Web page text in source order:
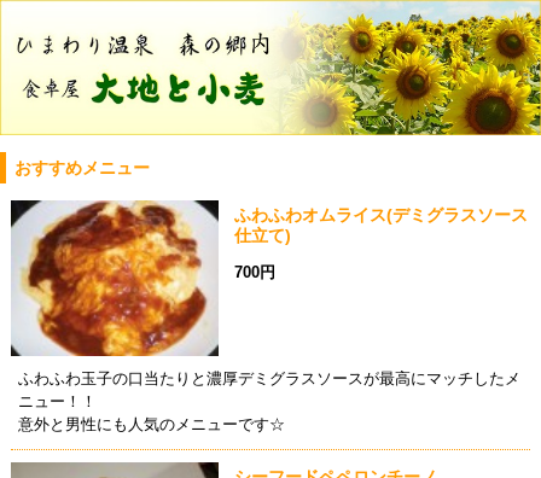
おすすめメニュー
ふわふわオムライス(デミグラスソース
仕立て)
700円
ふわふわ玉子の口当たりと濃厚デミグラスソースが最高にマッチしたメ
ニュー！！
意外と男性にも人気のメニューです☆